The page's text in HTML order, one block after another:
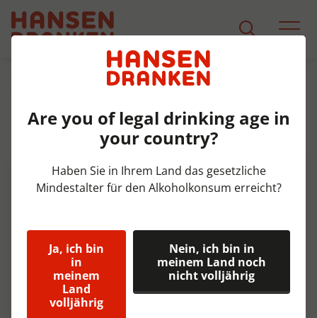
Produkt Detail
Apostelhoeve Auxerrois '22 Fles
75 cl 12,5%
Are you of legal drinking age in
your country?
Haben Sie in Ihrem Land das gesetzliche
Mindestalter für den Alkoholkonsum erreicht?
Ja, ich bin
in
meinem
Land
volljährig
Nein, ich bin in
meinem Land noch
nicht volljährig